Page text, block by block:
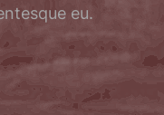
eu.